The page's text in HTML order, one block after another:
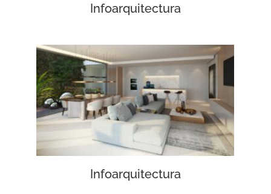
Infoarquitectura
Infoarquitectura